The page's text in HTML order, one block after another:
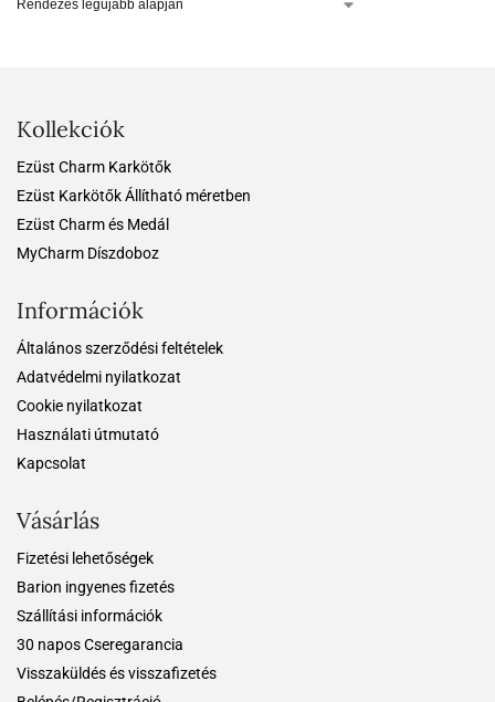
Kollekciók
Ezüst Charm Karkötők
Ezüst Karkötők Állítható méretben
Ezüst Charm és Medál
MyCharm Díszdoboz
Információk
Általános szerződési feltételek
Adatvédelmi nyilatkozat
Cookie nyilatkozat
Használati útmutató
Kapcsolat
Vásárlás
Fizetési lehetőségek
Barion ingyenes fizetés
Szállítási információk
30 napos Cseregarancia
Visszaküldés és visszafizetés